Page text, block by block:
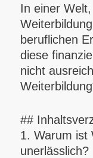
In einer
beruflichen
diese
nicht
##
1. Warum ist
unerlässlich?